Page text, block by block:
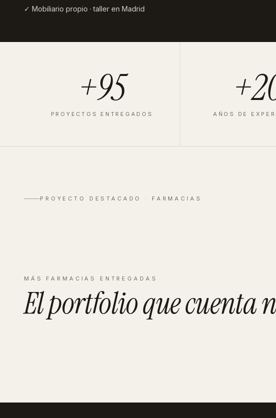
✓ Mobiliario propio · taller en Madrid
+95
PROYECTOS ENTREGADOS AÑOS DE
PROYECTO DESTACADO · FARMACIAS
Velázquez
MÁS FARMACIAS ENTREGADAS
El portfolio quecuenta
CASTELLÓN